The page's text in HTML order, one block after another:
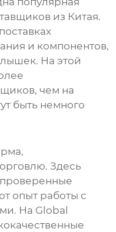
из Китая.
и компонентов,
. На этой
чем на
быть немного
Здесь
опыт работы с
На Global